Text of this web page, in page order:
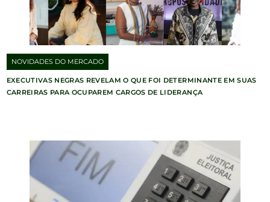
NOVIDADES DO MERCADO
EXECUTIVAS NEGRAS REVELAM O QUE FOI DETERMINANTE EM SUAS
CARREIRAS PARA OCUPAREM CARGOS DE LIDERANÇA